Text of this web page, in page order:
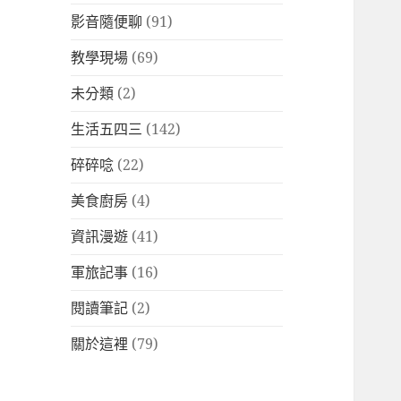
影音隨便聊 (91)
教學現場 (69)
未分類 (2)
生活五四三 (142)
碎碎唸 (22)
美食廚房 (4)
資訊漫遊 (41)
軍旅記事 (16)
閱讀筆記 (2)
關於這裡 (79)